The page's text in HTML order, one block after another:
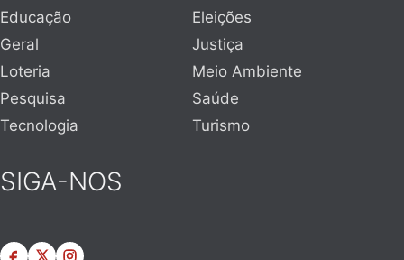
Educação
Eleições
Geral
Justiça
Loteria
Meio Ambiente
Pesquisa
Saúde
Tecnologia
Turismo
SIGA-NOS